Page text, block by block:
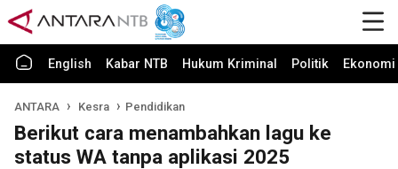
English Kabar NTB Hukum Kriminal Politik
ANTARA Kesra Pendidikan
Berikut cara menambahkan lagu ke
status WA tanpa aplikasi 2025